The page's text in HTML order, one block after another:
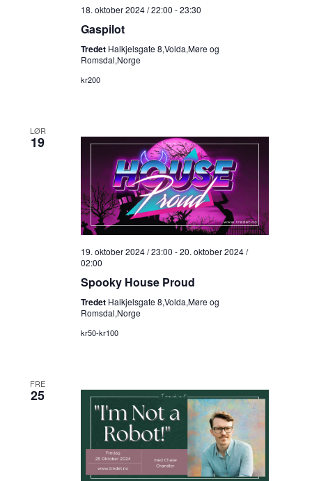
18. oktober 2024 / 22:00 -23:30
Gaspilot
Tredet Halkjelsgate 8,Volda,Møre og
Romsdal,Norge
kr200
LØR
19
19. oktober 2024 / 23:00 -20. oktober 2024 /
02:00
Spooky House Proud
Tredet Halkjelsgate 8,Volda,Møre og
Romsdal,Norge
kr50-kr100
FRE
25